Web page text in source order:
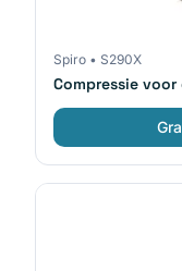
Spiro • S290X
Compressie